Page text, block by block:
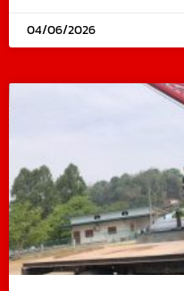
04/06/2026